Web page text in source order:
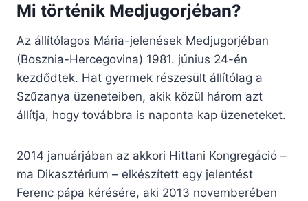
Mi történik Medjugorjéban?
Az állítólagos Mária-jelenések Medjugorjéban
(Bosznia-Hercegovina) 1981. június 24-én
kezdődtek. Hat gyermek részesült állítólag a
Szűzanya üzeneteiben, akik közül három azt
állítja, hogy továbbra is naponta kap üzeneteket.
2014 januárjában az akkori Hittani Kongregáció –
ma Dikasztérium – elkészített egy jelentést
Ferenc pápa kérésére, aki 2013 novemberében